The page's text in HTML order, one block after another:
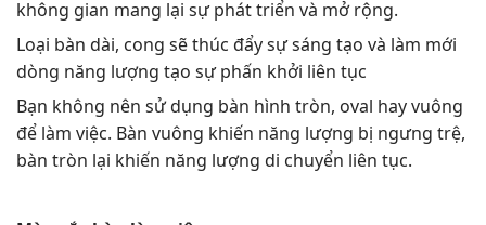
không gian mang lại sự phát triển và mở rộng.
Loại bàn dài, cong sẽ thúc đẩy sự sáng tạo và làm mới
dòng năng lượng tạo sự phấn khởi liên tục
Bạn không nên sử dụng bàn hình tròn, oval hay vuông
để làm việc. Bàn vuông khiến năng lượng bị ngưng trệ,
bàn tròn lại khiến năng lượng di chuyển liên tục.